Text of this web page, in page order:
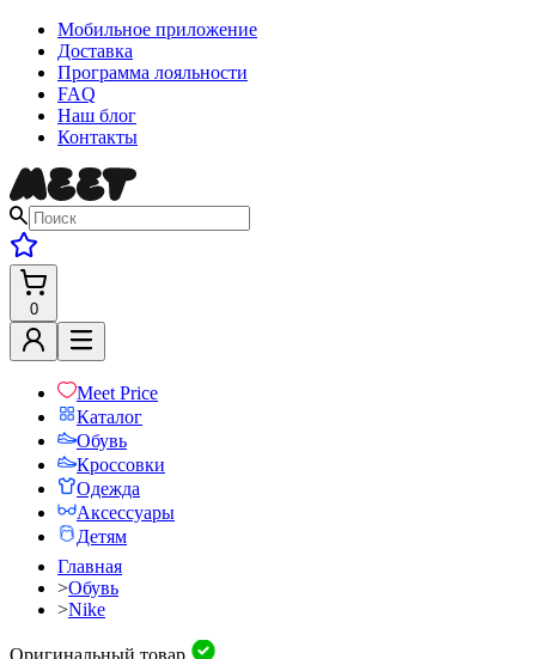
Мобильное приложение
Доставка
Программа лояльности
FAQ
Наш блог
Контакты
0
Meet Price
Каталог
Обувь
Кроссовки
Одежда
Аксессуары
Детям
Главная
>Обувь
>Nike
Оригинальный товар